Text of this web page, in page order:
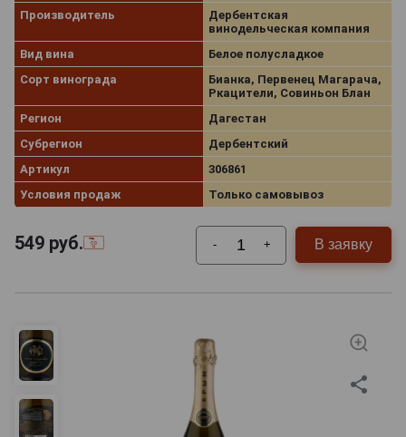
Производитель
Дербентская
винодельческая компания
Вид вина
Белое полусладкое
Сорт винограда
Бианка, Первенец Магарача,
Ркацители, Совиньон Блан
Регион
Дагестан
Субрегион
Дербентский
Артикул
306861
Условия продаж
Только самовывоз
549 руб. - + В заявку